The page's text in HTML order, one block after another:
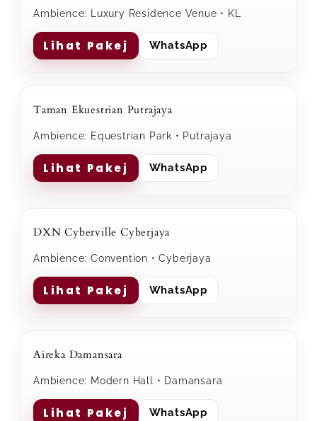
Ambience: Luxury Residence Venue • KL
Lihat Pakej WhatsApp
Taman Ekuestrian Putrajaya
Ambience: Equestrian Park • Putrajaya
Lihat Pakej WhatsApp
DXN Cyberville Cyberjaya
Ambience: Convention • Cyberjaya
Lihat Pakej WhatsApp
Aireka Damansara
Ambience: Modern Hall • Damansara
Lihat Pakej WhatsApp